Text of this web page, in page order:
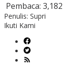
Pembaca: 3,182
Penulis: Supri
Ikuti Kami